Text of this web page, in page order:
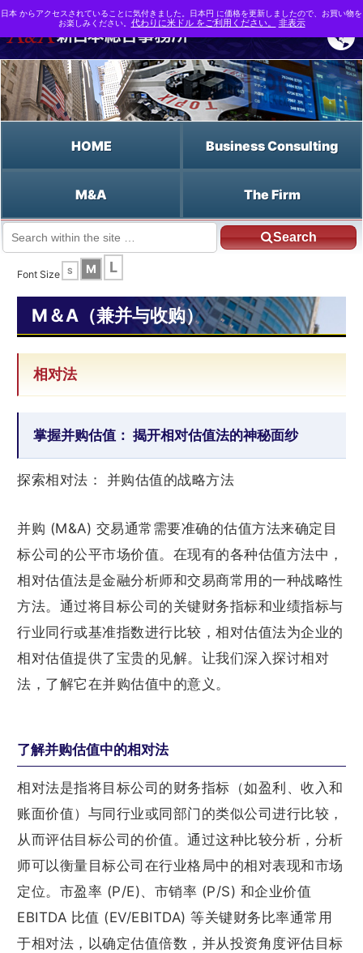
HOME Business Consulting
M&A The Firm
Search
Chinese HOME
Font Size
S M L
M＆A（兼并与收购）
相对法
掌握并购估值： 揭开相对估值法的神秘面纱
探索相对法： 并购估值的战略方法
并购 (M&A) 交易通常需要准确的估值方法来确定目
标公司的公平市场价值。在现有的各种估值方法中，
相对估值法是金融分析师和交易商常用的一种战略性
方法。通过将目标公司的关键财务指标和业绩指标与
行业同行或基准指数进行比较，相对估值法为企业的
相对估值提供了宝贵的见解。让我们深入探讨相对
法，了解它在并购估值中的意义。
了解并购估值中的相对法
相对法是指将目标公司的财务指标（如盈利、收入和
账面价值）与同行业或同部门的类似公司进行比较，
从而评估目标公司的价值。通过这种比较分析，分析
师可以衡量目标公司在行业格局中的相对表现和市场
定位。市盈率 (P/E)、市销率 (P/S) 和企业价值
EBITDA 比值 (EV/EBITDA) 等关键财务比率通常用
于相对法，以确定估值倍数，并从投资角度评估目标
日本 からアクセスされていることに気付きました。日本円 に価格を更新しましたので、お買い物を
お楽しみください。 代わりに米ドル をご利用ください。 非表示